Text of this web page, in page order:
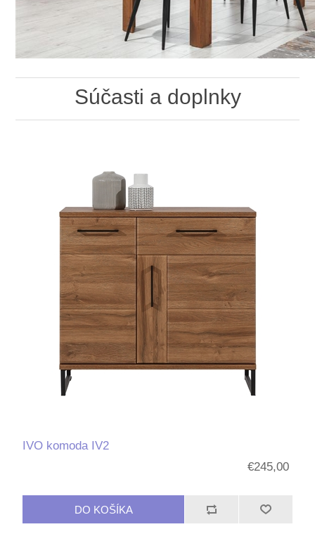
Súčasti a doplnky
IVO komoda IV2
€245,00